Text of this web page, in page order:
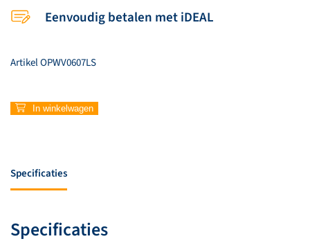
Eenvoudig betalen met iDEAL
ArtikelOPWV0607LS
607
–
ik
uw
liefde
In winkelwagen
Specificaties
Specificaties